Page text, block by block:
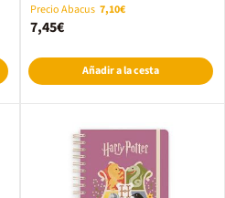
2026-2027 Cars
Precio Abacus 7,10€
7,45€
Añadir a la cesta